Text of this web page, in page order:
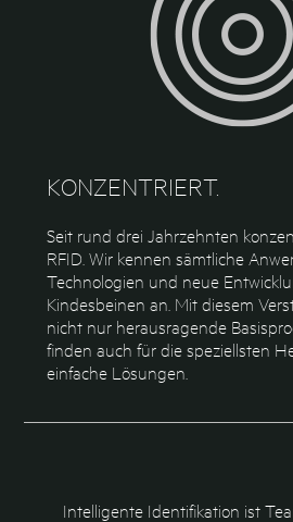
KONZENTRIERT.
Seit rund drei Jahrzehnten
RFID. Wir kennen sämtliche
Technologien und neue
Kindesbeinen an. Mit diesem
nicht nur herausragende
finden auch für die speziellsten
einfache Lösungen.
Intelligente Identifikation ist